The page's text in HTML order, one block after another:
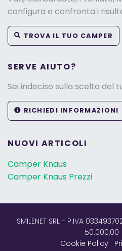
configura e confronta i
TROVA IL TUO CAMPER
SERVE AIUTO?
Sei indeciso sulla scelta del
RICHIEDI INFORMAZIONI
NUOVI ARTICOLI
Camper Knaus
Camper Knaus Prezzi
SMILENET SRL - P.IVA
50.000,00
Cookie Policy